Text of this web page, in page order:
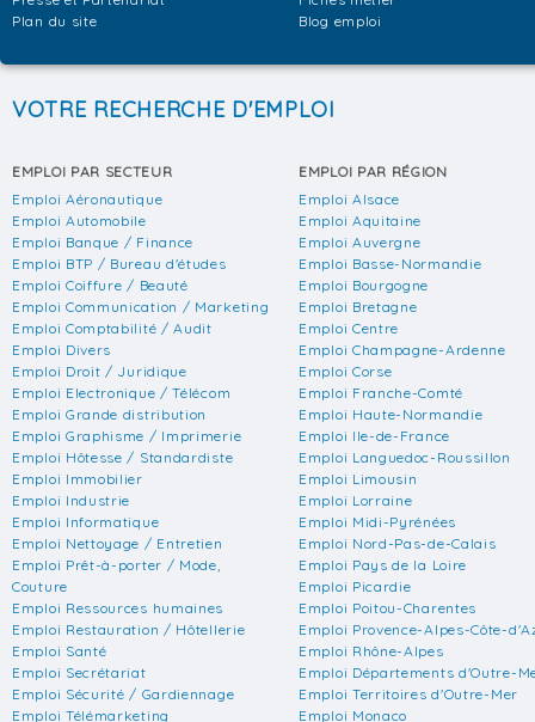
Plan du site
Blog emploi
VOTRE RECHERCHE D'EMPLOI
EMPLOI PAR SECTEUR
Emploi Aéronautique
Emploi Automobile
Emploi Banque / Finance
Emploi BTP / Bureau d'études
Emploi Coiffure / Beauté
Emploi Communication / Marketing
Emploi Comptabilité / Audit
Emploi Divers
Emploi Droit / Juridique
Emploi Electronique / Télécom
Emploi Grande distribution
Emploi Graphisme / Imprimerie
Emploi Hôtesse / Standardiste
Emploi Immobilier
Emploi Industrie
Emploi Informatique
Emploi Nettoyage / Entretien
Emploi Prêt-à-porter / Mode,
Couture
Emploi Ressources humaines
Emploi Restauration / Hôtellerie
Emploi Santé
Emploi Secrétariat
Emploi Sécurité / Gardiennage
Emploi Télémarketing
EMPLOI PAR RÉGION
Emploi Alsace
Emploi Aquitaine
Emploi Auvergne
Emploi Basse-Normandie
Emploi Bourgogne
Emploi Bretagne
Emploi Centre
Emploi Champagne-Ardenne
Emploi Corse
Emploi Franche-Comté
Emploi Haute-Normandie
Emploi Ile-de-France
Emploi Languedoc-Roussillon
Emploi Limousin
Emploi Lorraine
Emploi Midi-Pyrénées
Emploi Nord-Pas-de-Calais
Emploi Pays de la Loire
Emploi Picardie
Emploi Poitou-Charentes
Emploi Provence-Alpes-Côte-
Emploi Rhône-Alpes
Emploi Départements d'Outre-
Emploi Territoires d'Outre-Mer
Emploi Monaco